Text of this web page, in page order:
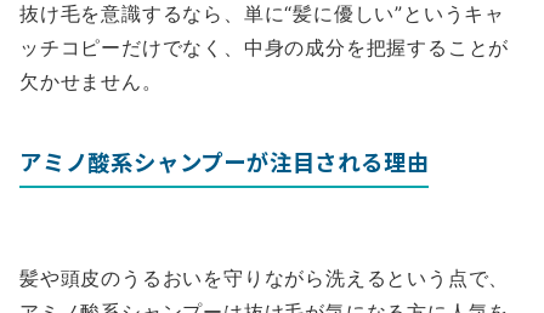
抜け毛を意識するなら、単に“髪に優しい”というキャ
ッチコピーだけでなく、中身の成分を把握することが
欠かせません。
アミノ酸系シャンプーが注目される理由
髪や頭皮のうるおいを守りながら洗えるという点で、